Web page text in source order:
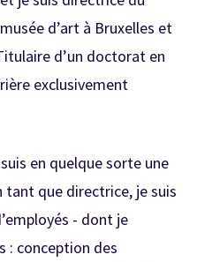
d’art à Bruxelles et
d’un doctorat en
exclusivement
en quelque sorte une
tant que directrice, je suis
- dont je
: conception des